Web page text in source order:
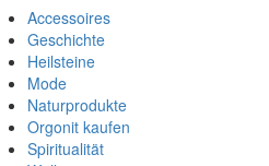
Accessoires
Geschichte
Heilsteine
Mode
Naturprodukte
Orgonit kaufen
Spiritualität